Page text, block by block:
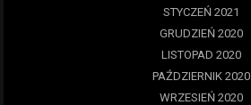
STYCZEŃ 2021
GRUDZIEŃ 2020
LISTOPAD 2020
PAŹDZIERNIK 2020
WRZESIEŃ 2020